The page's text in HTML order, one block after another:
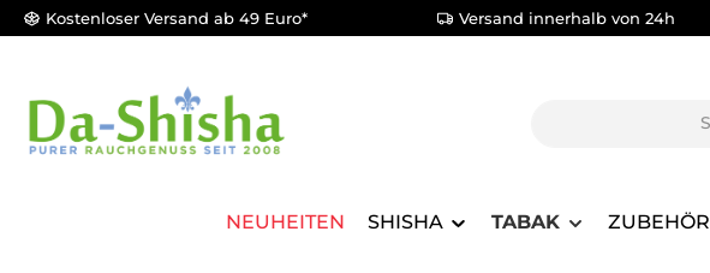
Hauptinhalt springen
Zur Suche springen
Zur Hauptnavigation springen
Kostenloser Versand ab 49 Euro* Versand innerhalb von 24h
NEUHEITEN SHISHA TABAK ZUBEHÖR